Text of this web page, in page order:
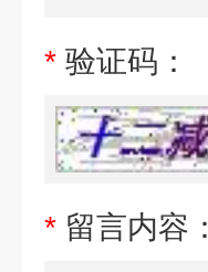
* 验证码：
* 留言内容：